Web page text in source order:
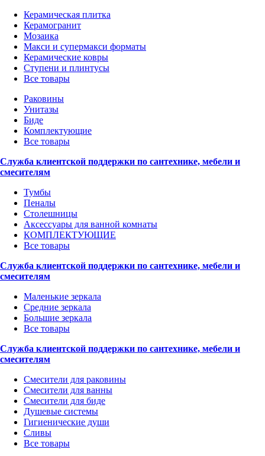
Керамическая плитка
Керамогранит
Мозаика
Макси и супермакси форматы
Керамические ковры
Ступени и плинтусы
Все товары
Раковины
Унитазы
Биде
Комплектующие
Все товары
Служба клиентской поддержки по сантехнике, мебели и
смесителям
Тумбы
Пеналы
Столешницы
Аксессуары для ванной комнаты
КОМПЛЕКТУЮЩИЕ
Все товары
Служба клиентской поддержки по сантехнике, мебели и
смесителям
Маленькие зеркала
Средние зеркала
Большие зеркала
Все товары
Служба клиентской поддержки по сантехнике, мебели и
смесителям
Смесители для раковины
Смесители для ванны
Смесители для биде
Душевые системы
Гигиенические души
Сливы
Все товары